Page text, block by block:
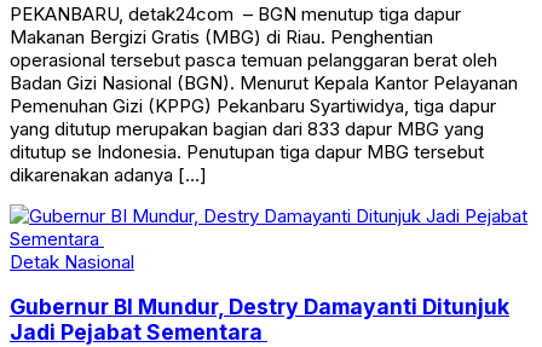
PEKANBARU, detak24com – BGN menutup tiga dapur
Makanan Bergizi Gratis (MBG) di Riau. Penghentian
operasional tersebut pasca temuan pelanggaran berat oleh
Badan Gizi Nasional (BGN). Menurut Kepala Kantor Pelayanan
Pemenuhan Gizi (KPPG) Pekanbaru Syartiwidya, tiga dapur
yang ditutup merupakan bagian dari 833 dapur MBG yang
ditutup se Indonesia. Penutupan tiga dapur MBG tersebut
dikarenakan adanya […]
Detak Nasional
Gubernur BI Mundur, Destry Damayanti Ditunjuk
Jadi Pejabat Sementara